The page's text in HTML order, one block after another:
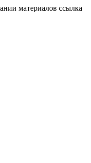
материалов ссылка